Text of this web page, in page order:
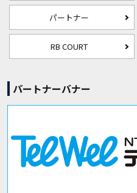
パートナー
RB COURT
パートナーバナー